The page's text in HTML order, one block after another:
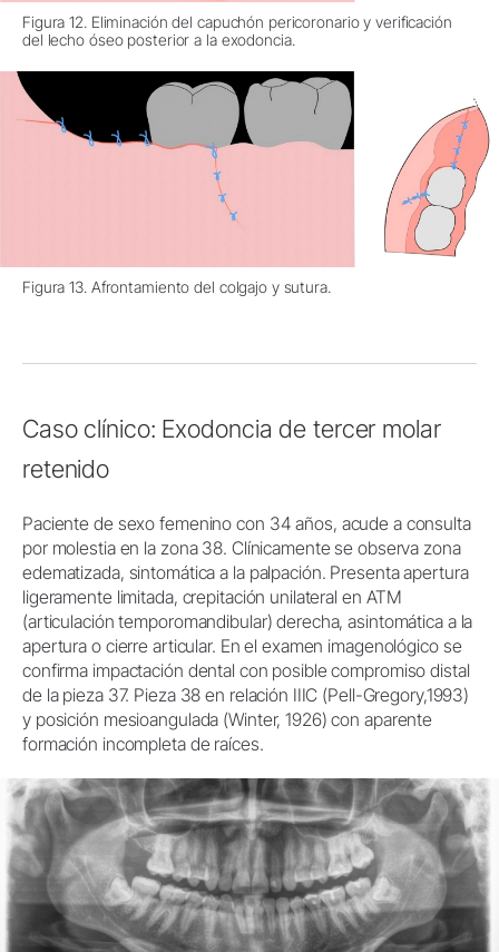
Figura 12. Eliminación del capuchón pericoronario y verificación
del lecho óseo posterior a la exodoncia.
Figura 13. Afrontamiento del colgajo y sutura.
Caso clínico: Exodoncia de tercer molar
retenido
Paciente de sexo femenino con 34 años, acude a consulta
por molestia en la zona 38. Clínicamente se observa zona
edematizada, sintomática a la palpación. Presenta apertura
ligeramente limitada, crepitación unilateral en ATM
(articulación temporomandibular) derecha, asintomática a la
apertura o cierre articular. En el examen imagenológico se
confirma impactación dental con posible compromiso distal
de la pieza 37. Pieza 38 en relación IIIC (Pell-Gregory,1993)
y posición mesioangulada (Winter, 1926) con aparente
formación incompleta de raíces.